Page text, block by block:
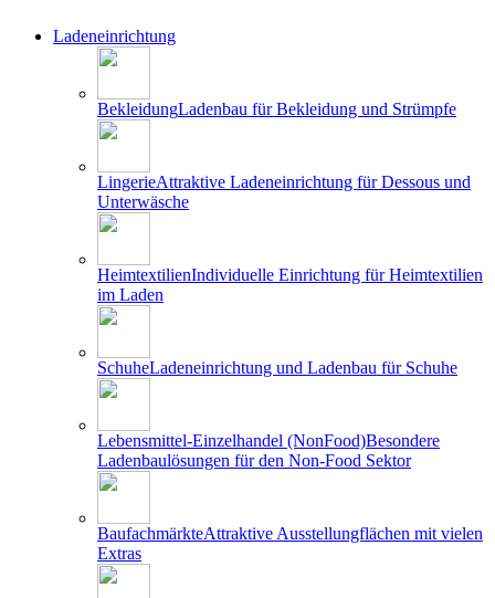
Ladeneinrichtung
BekleidungLadenbau für Bekleidung und Strümpfe
LingerieAttraktive Ladeneinrichtung für Dessous und
Unterwäsche
HeimtextilienIndividuelle Einrichtung für Heimtextilien
im Laden
SchuheLadeneinrichtung und Ladenbau für Schuhe
Lebensmittel-Einzelhandel (NonFood)Besondere
Ladenbaulösungen für den Non-Food Sektor
BaufachmärkteAttraktive Ausstellungflächen mit vielen
Extras